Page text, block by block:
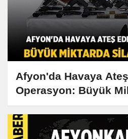
Afyon'da Havaya
Operasyon: Büyük
Geçirildi